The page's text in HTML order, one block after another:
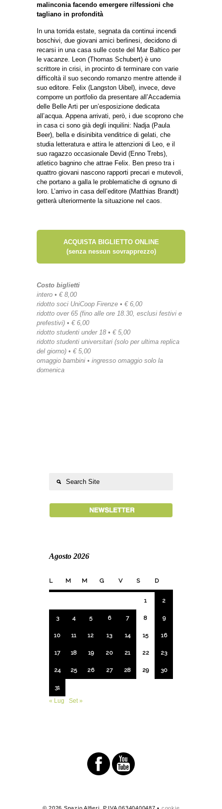
malinconia facendo emergere rilfessioni che
tagliano in profondità
In una torrida estate, segnata da continui incendi
boschivi, due giovani amici berlinesi, decidono di
recarsi in una casa sulle coste del Mar Baltico per
le vacanze. Leon (Thomas Schubert) è uno
scrittore in crisi, in procinto di terminare con varie
difficoltà il suo secondo romanzo mentre attende il
suo editore. Felix (Langston Uibel), invece, deve
comporre un portfolio da presentare all’Accademia
delle Belle Arti per un’esposizione dedicata
all’acqua. Appena arrivati, però, i due scoprono che
in casa ci sono già degli inquilini: Nadja (Paula
Beer), bella e disinibita venditrice di gelati, che
studia letteratura e attira le attenzioni di Leo, e il
suo ragazzo occasionale Devid (Enno Trebs),
atletico bagnino che attrae Felix. Ben preso tra i
quattro giovani nascono rapporti precari e mutevoli,
che portano a galla le problematiche di ognuno di
loro. L’arrivo in casa dell’editore (Matthias Brandt)
getterà ulteriormente la situazione nel caos.
ACQUISTA BIGLIETTO ONLINE
(senza nessun sovrapprezzo)
Costo biglietti
intero • € 8,00
ridotto soci UniCoop Firenze • € 6,00
ridotto over 65 (fino alle ore 18.30, esclusi festivi e
prefestivi) • € 6,00
ridotto studenti under 18 • € 5,00
ridotto studenti universitari (solo per ultima replica
del giorno) • € 5,00
omaggio bambini • ingresso omaggio solo la
domenica
Agosto 2026
L M M G V S D
1 2
3 4 5 6 7 8 9
10 11 12 13 14 15 16
17 18 19 20 21 22 23
24 25 26 27 28 29 30
31
« Lug
Set »